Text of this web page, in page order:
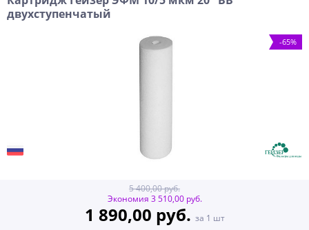
двухступенчатый
-65%
5 400,00 руб.
Экономия 3 510,00 руб.
1 890,00 руб. за 1 шт